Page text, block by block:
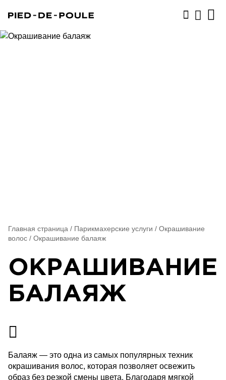
Главная страница / Парикмахерские услуги / Окрашивание
волос / Окрашивание балаяж
ОКРАШИВАНИЕ
БАЛАЯЖ
Балаяж — это одна из самых популярных техник
окрашивания волос, которая позволяет освежить
образ без резкой смены цвета. Благодаря мягкой